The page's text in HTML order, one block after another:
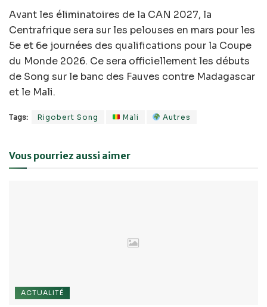
Avant les éliminatoires de la CAN 2027, la
Centrafrique sera sur les pelouses en mars pour les
5e et 6e journées des qualifications pour la Coupe
du Monde 2026. Ce sera officiellement les débuts
de Song sur le banc des Fauves contre Madagascar
et le Mali.
Tags: Rigobert Song Mali Autres
Vous pourriez aussi aimer
ACTUALITÉ